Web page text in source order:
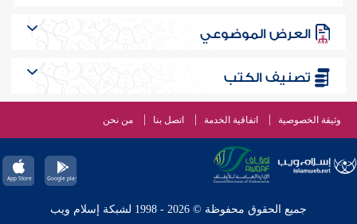
العرض الموضوعي
تصنيف الكتب
وثيقة الخصوصية اتفاقية الخدمة اتصل بنا من نحن
جميع الحقوق محفوظة © 2026 - 1998 لشبكة إسلام ويب